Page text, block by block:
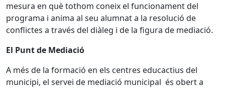
mesura en què tothom coneix el funcionament del
programa i anima al seu alumnat a la resolució de
conflictes a través del diàleg i de la figura de mediació.
El Punt de Mediació
A més de la formació en els centres educactius del
municipi, el servei de mediació municipal és obert a